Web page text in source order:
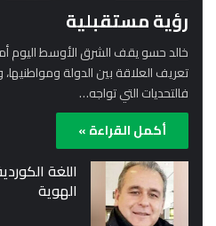
رؤية مستقبلية
خالد حسو يقف الشرق الأوسط اليوم
تعريف العلاقة بين الدولة
فالتحديات التي تواجه…
أكمل القراءة »
اللغة
الهوية